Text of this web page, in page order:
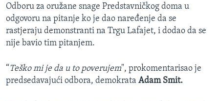
Odboru za oružane snage Predstavničkog doma u
odgovoru na pitanje ko je dao naređenje da se
rastjeraju demonstranti na Trgu Lafajet, i dodao da se
nije bavio tim pitanjem.
“Teško mi je da u to poverujem", prokomentarisao je
predsedavajući odbora, demokrata Adam Smit.